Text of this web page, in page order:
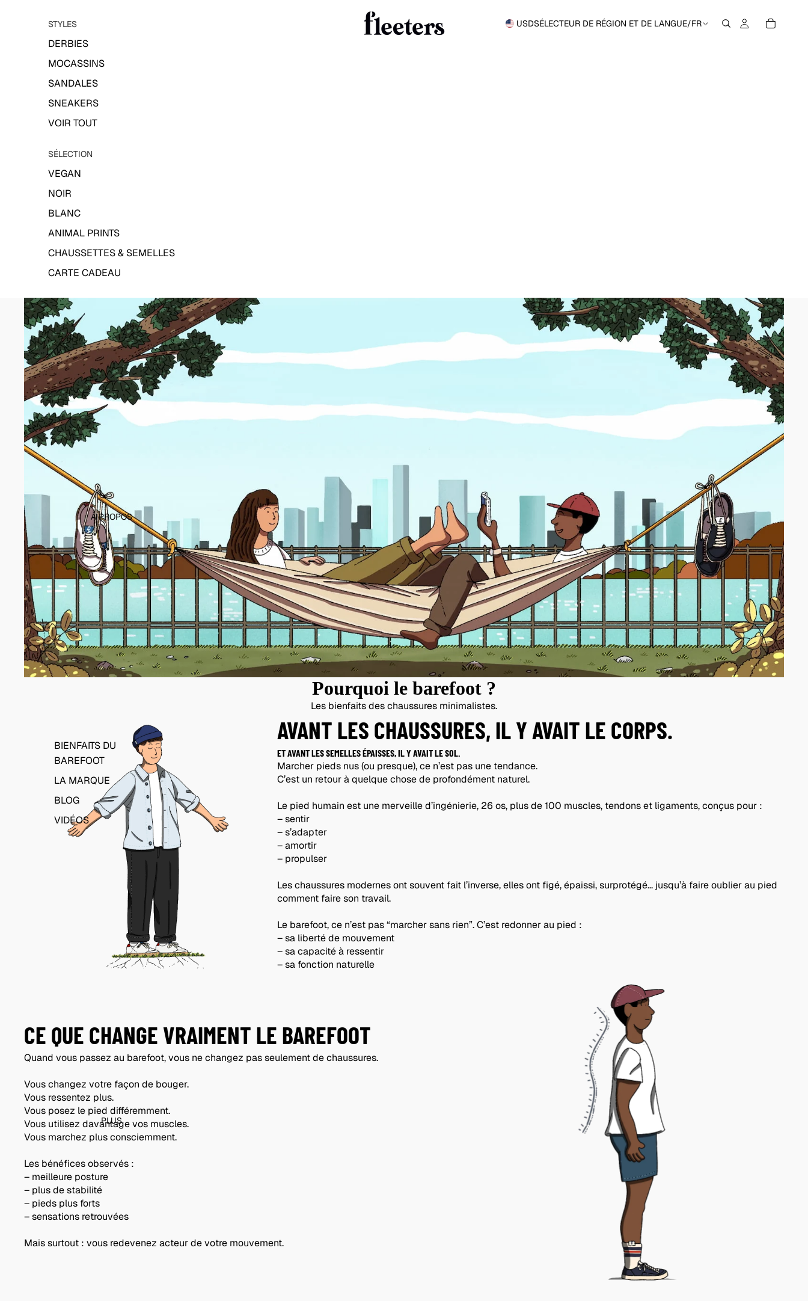
STYLES
DERBIES
MOCASSINS
SANDALES
SNEAKERS
VOIR TOUT
SÉLECTION
VEGAN
NOIR
BLANC
ANIMAL PRINTS
CHAUSSETTES & SEMELLES
CARTE CADEAU
À PROPOS
BIENFAITS DU
BAREFOOT
LA MARQUE
BLOG
VIDÉOS
PLUS
USDSÉLECTEUR DE RÉGION ET DE LANGUE/FR
Pourquoi le barefoot ?
Les bienfaits des chaussures minimalistes.
AVANT LES CHAUSSURES, IL Y AVAIT LE CORPS.
ET AVANT LES SEMELLES ÉPAISSES, IL Y AVAIT LE SOL.
Marcher pieds nus (ou presque), ce n’est pas une tendance.
C’est un retour à quelque chose de profondément naturel.
Le pied humain est une merveille d’ingénierie, 26 os, plus de 100 muscles, tendons et ligaments, conçus pour :
– sentir
– s’adapter
– amortir
– propulser
Les chaussures modernes ont souvent fait l’inverse, elles ont figé, épaissi, surprotégé... jusqu’à faire oublier au pied
comment faire son travail.
Le barefoot, ce n’est pas “marcher sans rien”. C’est redonner au pied :
– sa liberté de mouvement
– sa capacité à ressentir
– sa fonction naturelle
CE QUE CHANGE VRAIMENT LE BAREFOOT
Quand vous passez au barefoot, vous ne changez pas seulement de chaussures.
Vous changez votre façon de bouger.
Vous ressentez plus.
Vous posez le pied différemment.
Vous utilisez davantage vos muscles.
Vous marchez plus consciemment.
Les bénéfices observés :
– meilleure posture
– plus de stabilité
– pieds plus forts
– sensations retrouvées
Mais surtout : vous redevenez acteur de votre mouvement.